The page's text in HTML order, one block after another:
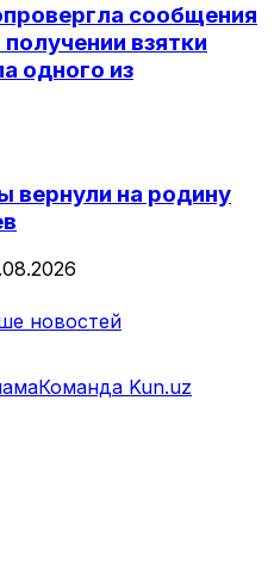
сообщения
взятки
одного из
вернули на родину
новостей
Команда Kun.uz